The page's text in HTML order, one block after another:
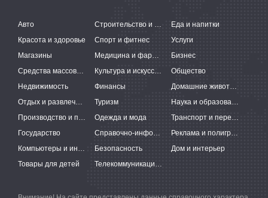
Авто Строительство и ремонт
Еда и напитки
Красота и здоровье
Спорт и фитнес
Услуги
Магазины
Медицина и фармацевтика
Бизнес
Средства массовой информации
Культура и искусство
Общество
Недвижимость
Финансы
Домашние животные
Отдых и развлечения
Туризм
Наука и образование
Производство и поставки
Одежда и мода
Транспорт и перевозки
Государство
Справочно-информационные системы
Реклама и полиграфия
Компьютеры и интернет
Безопасность
Дом и интерьер
Товары для детей
Телекоммуникации и связь